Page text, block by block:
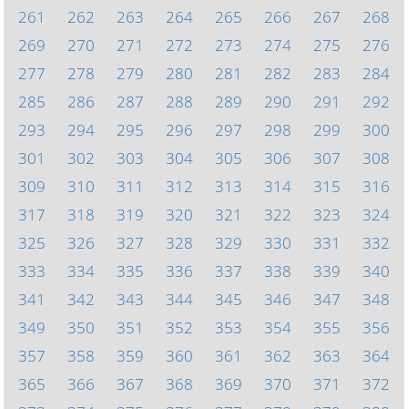
261
262 263 264 265 266 267
268
269
270 271 272 273 274 275
276
277
278 279 280 281 282 283
284
285
286 287 288 289 290 291
292
293
294 295 296 297 298 299
300
301
302 303 304 305 306 307
308
309
310 311 312 313 314 315
316
317
318 319 320 321 322 323
324
325
326 327 328 329 330 331
332
333
334 335 336 337 338 339
340
341
342 343 344 345 346 347
348
349
350 351 352 353 354 355
356
357
358 359 360 361 362 363
364
365
366 367 368 369 370 371
372